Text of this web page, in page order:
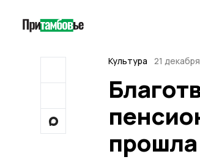
Культура 21